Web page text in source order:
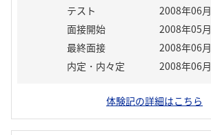
テスト
2008年06月
面接開始
2008年05月
最終面接
2008年06月
内定・内々定
2008年06月
体験記の詳細はこちら